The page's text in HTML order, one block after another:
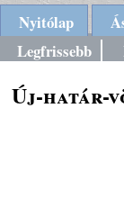
Nyitólap
Legfrissebb
Új-határ-